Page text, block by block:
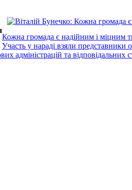
Кожна громада є надійним і міцним
Участь у нараді взяли представники
адміністрацій та відповідальних